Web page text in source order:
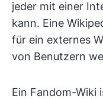
jeder mit einer
kann. Eine
für ein externes
von Benutzern
Ein Fandom-Wiki